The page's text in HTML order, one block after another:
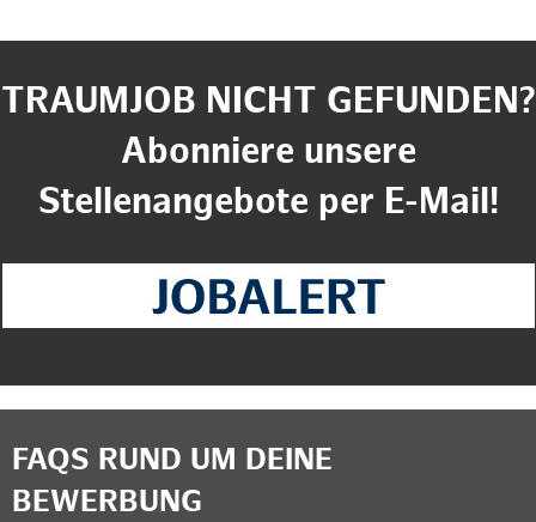
TRAUMJOB NICHT GEFUNDEN?
Abonniere unsere
Stellenangebote per E-Mail!
FAQS RUND UM DEINE
BEWERBUNG